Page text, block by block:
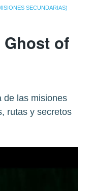
SECUNDARIAS)
Ghost of
de las misiones
rutas y secretos